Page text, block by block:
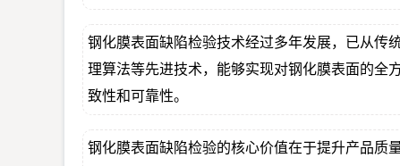
钢化膜表面缺陷检验技术经过多年发展，已从传
理算法等先进技术，能够实现对钢化膜表面的全
致性和可靠性。
钢化膜表面缺陷检验的核心价值在于提升产品质